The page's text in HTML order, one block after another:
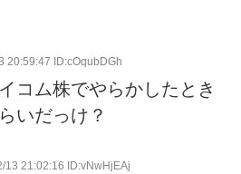
20:59:47 ID:cOqubDGh
コム株でやらかしたとき
いだっけ？
13 21:02:16 ID:vNwHjEAj